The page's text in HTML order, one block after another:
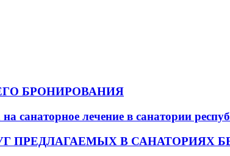
БРОНИРОВАНИЯ
санаторное лечение в санатории
ПРЕДЛАГАЕМЫХ В САНАТОРИЯХ